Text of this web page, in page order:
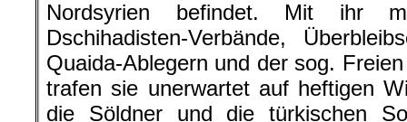
Nordsyrien befindet. Mit ihr
Dschihadisten-Verbände,
Quaida-Ablegern und der sog.
trafen sie unerwartet auf heftigen
die Söldner und die türkischen